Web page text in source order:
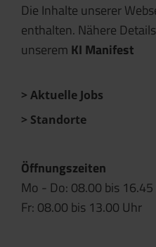
Die Inhalte unserer
enthalten. Nähere
unserem KI Manifest
Aktuelle Jobs
Standorte
Öffnungszeiten
Mo - Do: 08.00 bis
Fr: 08.00 bis 13.00 Uhr